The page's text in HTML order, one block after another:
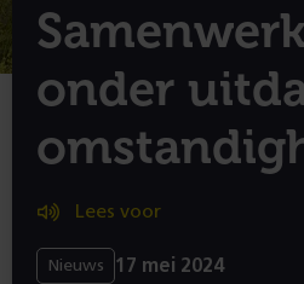
onder
Lees voor
Nieuws 17 mei 2024